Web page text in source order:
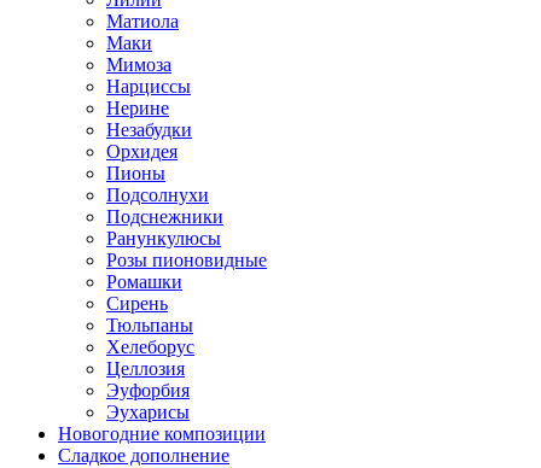
Матиола
Маки
Мимоза
Нарциссы
Нерине
Незабудки
Орхидея
Пионы
Подсолнухи
Подснежники
Ранункулюсы
Розы пионовидные
Ромашки
Сирень
Тюльпаны
Хелеборус
Целлозия
Эуфорбия
Эухарисы
Новогодние композиции
Сладкое дополнение